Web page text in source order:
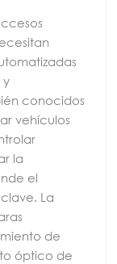
y
conocidos
vehículos
la
el
La
de
óptico de